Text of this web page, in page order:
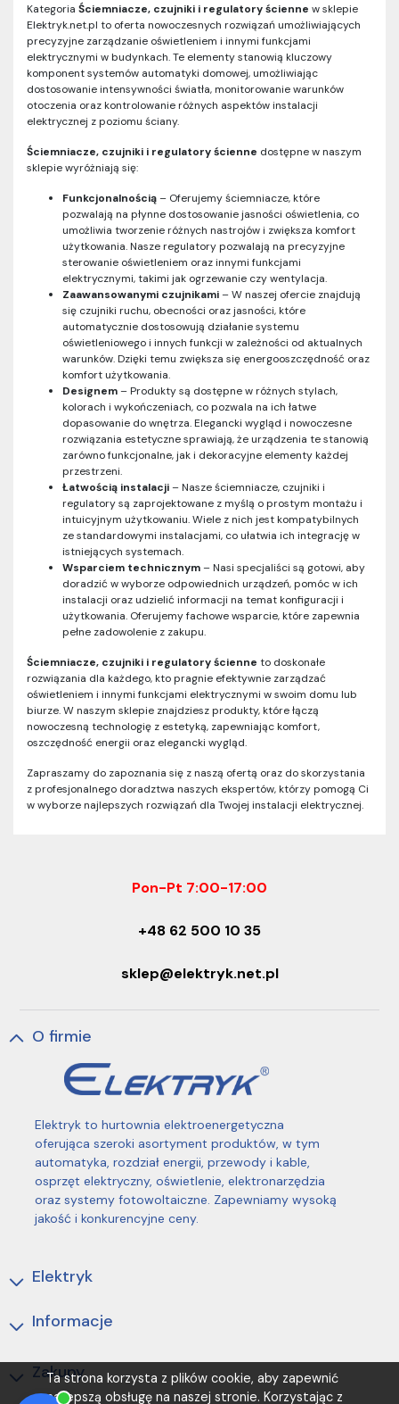
Ta strona korzysta z plików cookie, aby zapewnić
najlepszą obsługę na naszej stronie. Korzystając z
Kategoria Ściemniacze, czujniki i regulatory ścienne w sklepie
Elektryk.net.pl to oferta nowoczesnych rozwiązań umożliwiających
precyzyjne zarządzanie oświetleniem i innymi funkcjami
elektrycznymi w budynkach. Te elementy stanowią kluczowy
komponent systemów automatyki domowej, umożliwiając
dostosowanie intensywności światła, monitorowanie warunków
otoczenia oraz kontrolowanie różnych aspektów instalacji
elektrycznej z poziomu ściany.
Ściemniacze, czujniki i regulatory ścienne dostępne w naszym
sklepie wyróżniają się:
Funkcjonalnością– Oferujemy ściemniacze, które
pozwalają na płynne dostosowanie jasności oświetlenia, co
umożliwia tworzenie różnych nastrojów i zwiększa komfort
użytkowania. Nasze regulatory pozwalają na precyzyjne
sterowanie oświetleniem oraz innymi funkcjami
elektrycznymi, takimi jak ogrzewanie czy wentylacja.
Zaawansowanymi czujnikami– W naszej ofercie znajdują
się czujniki ruchu, obecności oraz jasności, które
automatycznie dostosowują działanie systemu
oświetleniowego i innych funkcji w zależności od aktualnych
warunków. Dzięki temu zwiększa się energooszczędność oraz
komfort użytkowania.
Designem– Produkty są dostępne w różnych stylach,
kolorach i wykończeniach, co pozwala na ich łatwe
dopasowanie do wnętrza. Elegancki wygląd i nowoczesne
rozwiązania estetyczne sprawiają, że urządzenia te stanowią
zarówno funkcjonalne, jak i dekoracyjne elementy każdej
przestrzeni.
Łatwością instalacji– Nasze ściemniacze, czujniki i
regulatory są zaprojektowane z myślą o prostym montażu i
intuicyjnym użytkowaniu. Wiele z nich jest kompatybilnych
ze standardowymi instalacjami, co ułatwia ich integrację w
istniejących systemach.
Wsparciem technicznym– Nasi specjaliści są gotowi, aby
doradzić w wyborze odpowiednich urządzeń, pomóc w ich
instalacji oraz udzielić informacji na temat konfiguracji i
użytkowania. Oferujemy fachowe wsparcie, które zapewnia
pełne zadowolenie z zakupu.
Ściemniacze, czujniki i regulatory ścienne to doskonałe
rozwiązania dla każdego, kto pragnie efektywnie zarządzać
oświetleniem i innymi funkcjami elektrycznymi w swoim domu lub
biurze. W naszym sklepie znajdziesz produkty, które łączą
nowoczesną technologię z estetyką, zapewniając komfort,
oszczędność energii oraz elegancki wygląd.
Zapraszamy do zapoznania się z naszą ofertą oraz do skorzystania
z profesjonalnego doradztwa naszych ekspertów, którzy pomogą Ci
w wyborze najlepszych rozwiązań dla Twojej instalacji elektrycznej.
Pon-Pt 7:00-17:00
+48 62 500 10 35
sklep@elektryk.net.pl
O firmie
Elektryk to hurtownia elektroenergetyczna
oferująca szeroki asortyment produktów, w tym
automatyka, rozdział energii, przewody i kable,
osprzęt elektryczny, oświetlenie, elektronarzędzia
oraz systemy fotowoltaiczne. Zapewniamy wysoką
jakość i konkurencyjne ceny.
Elektryk
Informacje
Zakupy